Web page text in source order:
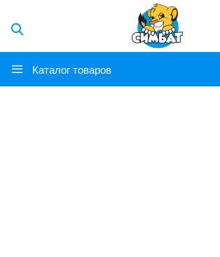
Каталог товаров